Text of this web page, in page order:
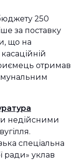
250
за поставку
що на
отримав
недійсними
спеціальна
ради» уклав